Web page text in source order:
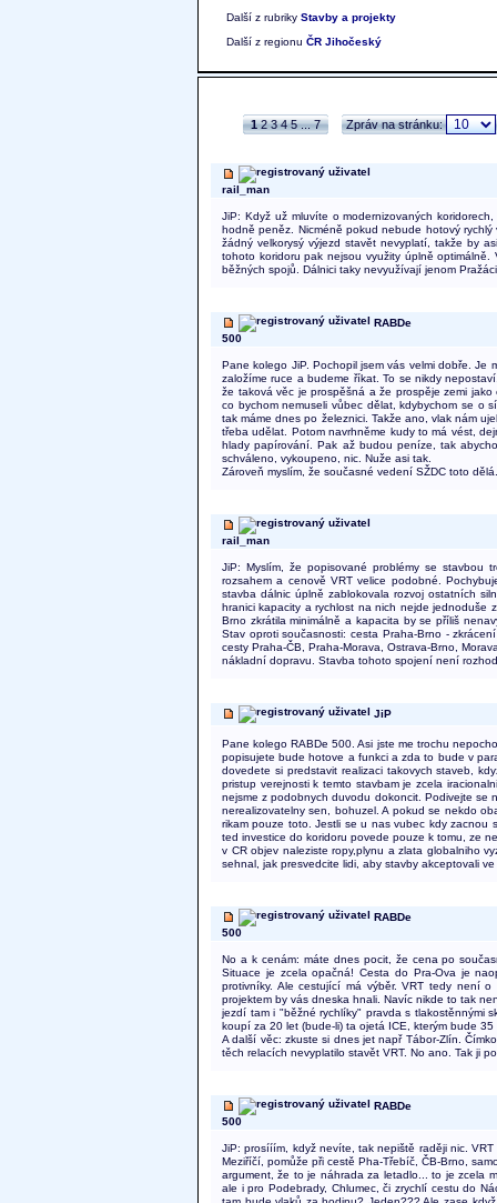
Další z rubriky Stavby a projekty
Další z regionu ČR Jihočeský
1 2 3 4 5...7 Zpráv na stránku:
rail_man
JiP: Když už mluvíte o modernizovaných
hodně peněz. Nicméně pokud nebude hotový
žádný velkorysý výjezd stavět nevyplatí, takže by
tohoto koridoru pak nejsou využity úplně
běžných spojů. Dálnici taky nevyužívají jenom
RABDe
500
Pane kolego JiP. Pochopil jsem vás velmi dobře.
založíme ruce a budeme říkat. To se nikdy
že taková věc je prospěšná a že prospěje zemi
co bychom nemuseli vůbec dělat, kdybychom se o
tak máme dnes po železnici. Takže ano, vlak nám
třeba udělat. Potom navrhněme kudy to má vést,
hlady papírování. Pak až budou peníze, tak
schváleno, vykoupeno, nic. Nuže asi tak.
Zároveň myslím, že současné vedení SŽDC toto dělá.
rail_man
JiP: Myslím, že popisované problémy se stavbou
rozsahem a cenově VRT velice podobné.
stavba dálnic úplně zablokovala rozvoj ostatních
hranici kapacity a rychlost na nich nejde jednoduše
Brno zkrátila minimálně a kapacita by se příliš
Stav oproti současnosti: cesta Praha-Brno -
cesty Praha-ČB, Praha-Morava, Ostrava-Brno,
nákladní dopravu. Stavba tohoto spojení není
JiP
Pane kolego RABDe 500. Asi jste me trochu
popisujete bude hotove a funkci a zda to bude v
dovedete si predstavit realizaci takovych staveb,
pristup verejnosti k temto stavbam je zcela
nejsme z podobnych duvodu dokoncit. Podivejte se
nerealizovatelny sen, bohuzel. A pokud se nekdo
rikam pouze toto. Jestli se u nas vubec kdy zacnou
ted investice do koridoru povede pouze k tomu, ze
v CR objev naleziste ropy,plynu a zlata globalniho
sehnal, jak presvedcite lidi, aby stavby akceptovali ve
RABDe
500
No a k cenám: máte dnes pocit, že cena po
Situace je zcela opačná! Cesta do Pra-Ova je
protivníky. Ale cestující má výběr. VRT tedy není
projektem by vás dneska hnali. Navíc nikde to tak
jezdí tam i "běžné rychlíky" pravda s tlakostěnnými
koupí za 20 let (bude-li) ta ojetá ICE, kterým bude
A další věc: zkuste si dnes jet např Tábor-Zlín.
těch relacích nevyplatilo stavět VRT. No ano. Tak ji
RABDe
500
JiP: prosííím, když nevíte, tak nepiště raději nic.
Meziříčí, pomůže při cestě Pha-Třebíč, ČB-Brno,
argument, že to je náhrada za letadlo... to je zcela
ale i pro Podebrady, Chlumec, či zrychlí cestu do